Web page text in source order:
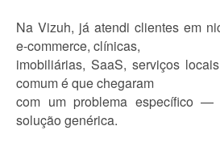
Na Vizuh, já atendi clientes em
e-commerce, clínicas,
imobiliárias, SaaS, serviços
comum é que chegaram
com um problema específico
solução genérica.